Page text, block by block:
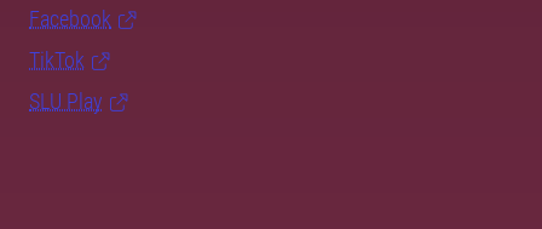
Facebook
TikTok
SLU Play